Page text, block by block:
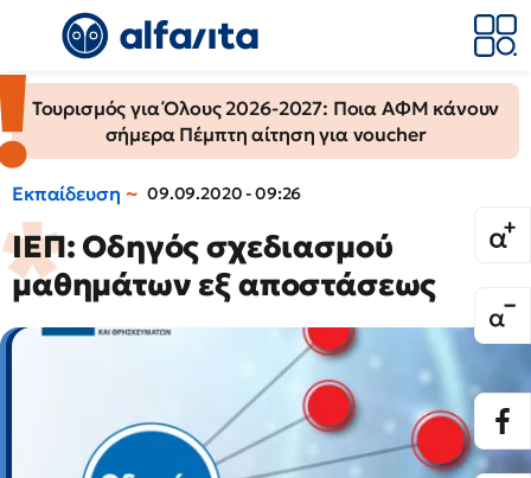
Τουρισμός για Όλους 2026-2027: Ποια ΑΦΜ κάνουν
σήμερα Πέμπτη αίτηση για voucher
Εκπαίδευση 09.09.2020 - 09:26
ΙΕΠ: Οδηγός σχεδιασμού
μαθημάτων εξ αποστάσεως